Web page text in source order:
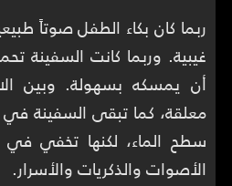
ربما كان بكاء الطفل صوتاً
غيبية. وربما كانت السفينة
أن يمسكه بسهولة. وبين
معلقة، كما تبقى السفينة
سطح الماء، لكنها تخفي في
الأصوات والذكريات والأسرار.